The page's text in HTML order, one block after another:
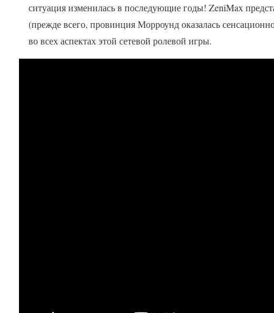
ситуация изменилась в последующие годы! ZeniMax
(прежде всего, провинция Морроунд оказалась
во всех аспектах этой сетевой ролевой игры.